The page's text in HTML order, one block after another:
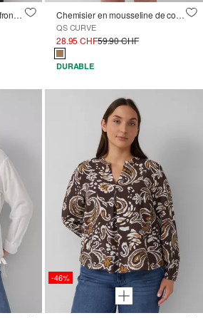
Chemisier à carreaux avec fronces dans le dos Chemisier en mousseline de coupe oversize
QS CURVE
28.95 CHF59.90 CHF
DURABLE
-46%